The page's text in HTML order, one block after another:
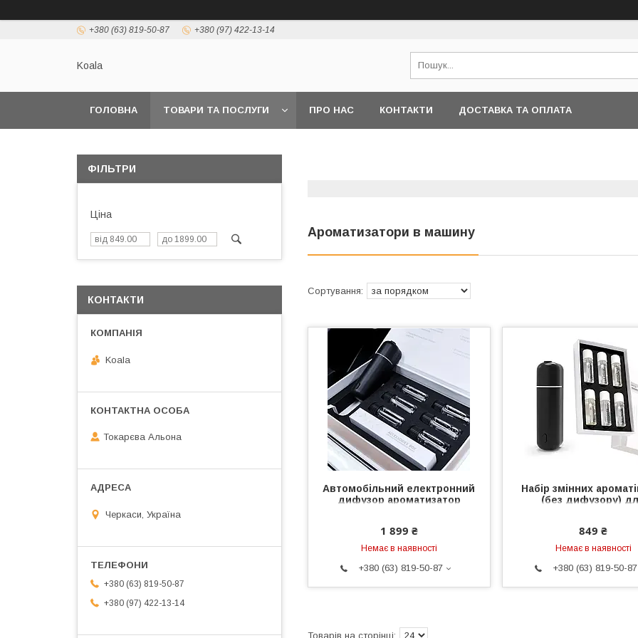
+380 (63) 819-50-87 +380 (97) 422-13-14
Koala
ГОЛОВНА ТОВАРИ ТА ПОСЛУГИ ПРО НАС КОНТАКТИ ДОСТАВКА ТА ОПЛАТА
Ароматизатори в машину
Автомобільний електронний
дифузор ароматизатор
ароматизатор та 6 ароматів
1 899 ₴
Немає в наявності
+380 (63) 819-50-87
Набір змінних
(без дифузору)
автомобіль849 ₴
Немає в наявності
+380 (63) 819-50-87
ФІЛЬТРИ
Ціна
КОНТАКТИ
Koala
Токарєва Альона
Черкаси, Україна
+380 (63) 819-50-87
+380 (97) 422-13-14